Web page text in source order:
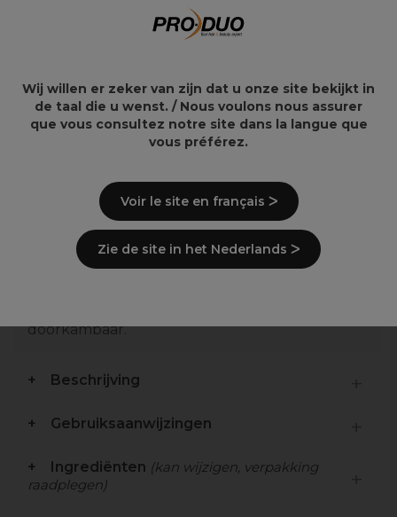
19,90€ 25,41€ 29,90€
Overzicht
Water is de ultieme natuurlijke
vochtinbrenger.
doorkambaar.
Beschrijving
Gebruiksaanwijzingen
Ingrediënten (kan wijzigen, verpakking
raadplegen)
Wij willen er zeker van zijn dat u onze site bekijkt in
de taal die u wenst. / Nous voulons nous assurer
que vous consultez notre site dans la langue que
vous préférez.
Voir le site en français ᐳ
Zie de site in het Nederlands ᐳ